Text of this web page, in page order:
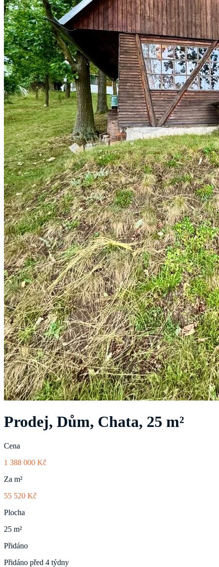
Prodej, Dům, Chata, 25 m²
Cena
1 388 000 Kč
Za m²
55 520 Kč
Plocha
25 m²
Přidáno
Přidáno před 4 týdny